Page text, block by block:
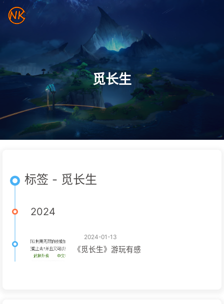
觅长生
标签 - 觅长生
2024
2024-01-13
《觅长生》游玩有感